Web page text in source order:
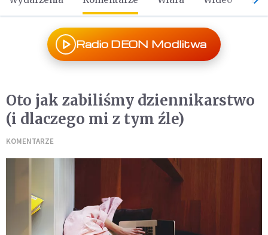
Radio DEON Modlitwa
Oto jak zabiliśmy dziennikarstwo
(i dlaczego mi z tym źle)
KOMENTARZE